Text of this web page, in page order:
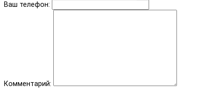
Ваш телефон:
Комментарий: